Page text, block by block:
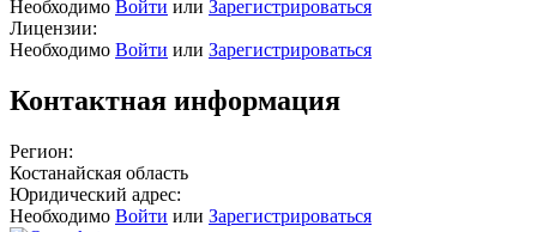
Необходимо Войти или Зарегистрироваться
Лицензии:
Необходимо Войти или Зарегистрироваться
Контактная информация
Регион:
Костанайская область
Юридический адрес:
Необходимо Войти или Зарегистрироваться